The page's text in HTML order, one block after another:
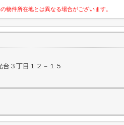
物件所在地とは異なる場合がございます。
３丁目１２－１５